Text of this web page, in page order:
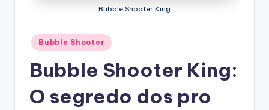
Bubble Shooter King
Posted
in
Bubble Shooter
Bubble Shooter King:
O segredo dos pro